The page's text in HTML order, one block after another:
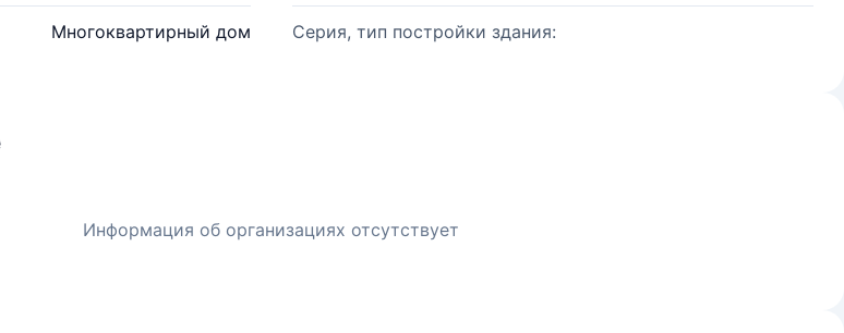
Многоквартирный дом Серия, тип постройки здания:
Информация об организациях отсутствует